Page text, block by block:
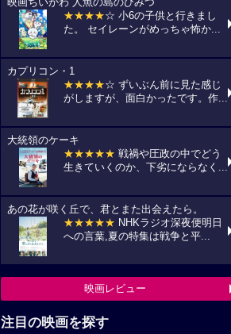
映画ちいかわ 人魚の島のひみつ
★★★★☆ 小6の子供と行きまし
た。 セイレーンがめっちゃ怖か...
カプリコン・1
★★★★☆ ずいぶん前に見た感じ
がしますが、面白かったです。作...
大統領のケーキ
★★★★★ 戦禍や圧政の中でどう
生きていくのか、下劣にならなく...
あの花が咲く丘で、君とまた出会えたら。
★★★★★ NHKラジオ深夜便明日
への言葉,夏の特集は戦争と平...
映画レビュー
注目の映画を探す